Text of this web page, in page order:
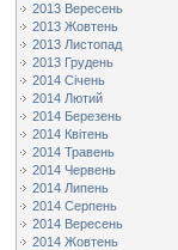
2013 Вересень
2013 Жовтень
2013 Листопад
2013 Грудень
2014 Січень
2014 Лютий
2014 Березень
2014 Квітень
2014 Травень
2014 Червень
2014 Липень
2014 Серпень
2014 Вересень
2014 Жовтень